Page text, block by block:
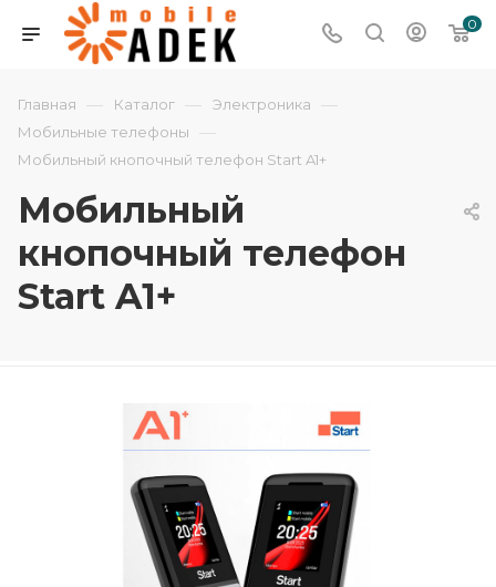
0
Главная — Каталог — Электроника —
Мобильные телефоны —
Мобильный кнопочный телефон Start A1+
Мобильный
кнопочный телефон
Start A1+